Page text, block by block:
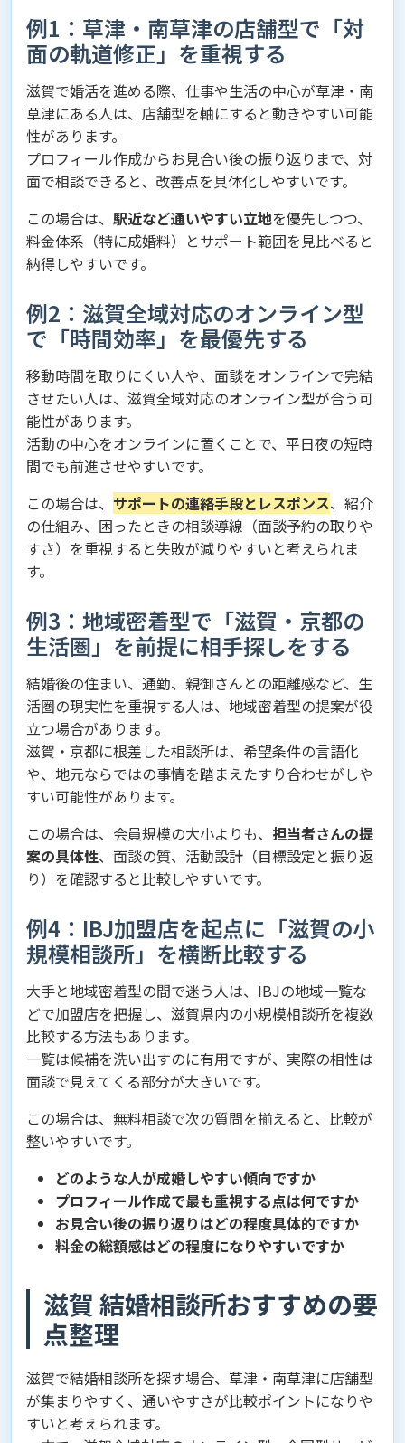
例1：草津・南草津の店舗型で「対
面の軌道修正」を重視する
滋賀で婚活を進める際、仕事や生活の中心が草津・南
草津にある人は、店舗型を軸にすると動きやすい可能
性があります。
プロフィール作成からお見合い後の振り返りまで、対
面で相談できると、改善点を具体化しやすいです。
この場合は、 駅近など通いやすい立地を優先しつつ、
料金体系（特に成婚料）とサポート範囲を見比べると
納得しやすいです。
例2：滋賀全域対応のオンライン型
で「時間効率」を最優先する
移動時間を取りにくい人や、面談をオンラインで完結
させたい人は、滋賀全域対応のオンライン型が合う可
能性があります。
活動の中心をオンラインに置くことで、平日夜の短時
間でも前進させやすいです。
この場合は、 サポートの連絡手段とレスポンス、紹介
の仕組み、困ったときの相談導線（面談予約の取りや
すさ）を重視すると失敗が減りやすいと考えられま
す。
例3：地域密着型で「滋賀・京都の
生活圏」を前提に相手探しをする
結婚後の住まい、通勤、親御さんとの距離感など、生
活圏の現実性を重視する人は、地域密着型の提案が役
立つ場合があります。
滋賀・京都に根差した相談所は、希望条件の言語化
や、地元ならではの事情を踏まえたすり合わせがしや
すい可能性があります。
この場合は、会員規模の大小よりも、 担当者さんの提
案の具体性、面談の質、活動設計（目標設定と振り返
り）を確認すると比較しやすいです。
例4：IBJ加盟店を起点に「滋賀の小
規模相談所」を横断比較する
大手と地域密着型の間で迷う人は、IBJの地域一覧な
どで加盟店を把握し、滋賀県内の小規模相談所を複数
比較する方法もあります。
一覧は候補を洗い出すのに有用ですが、実際の相性は
面談で見えてくる部分が大きいです。
この場合は、無料相談で次の質問を揃えると、比較が
整いやすいです。
どのような人が成婚しやすい傾向ですか
プロフィール作成で最も重視する点は何ですか
お見合い後の振り返りはどの程度具体的ですか
料金の総額感はどの程度になりやすいですか
滋賀 結婚相談所おすすめの要
点整理
滋賀で結婚相談所を探す場合、草津・南草津に店舗型
が集まりやすく、通いやすさが比較ポイントになりや
すいと考えられます。